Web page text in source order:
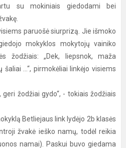
su mokiniais giedodami bei
paruošė siurprizą. Jie išmoko
mokyklos mokytojų vainiko
žodžiais: „Dek, liepsnok, maža
...“, pirmokėliai linkėjo visiems
žodžiai gydo“, - tokiais žodžiais
Betliejaus link lydėjo 2b klasės
žvakė ieško namų, todėl reikia
namai). Paskui buvo giedama